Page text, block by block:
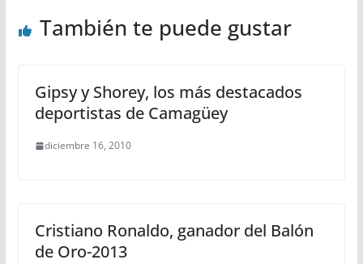
También te puede gustar
Gipsy y Shorey, los más destacados
deportistas de Camagüey
diciembre 16, 2010
Cristiano Ronaldo, ganador del Balón
de Oro-2013